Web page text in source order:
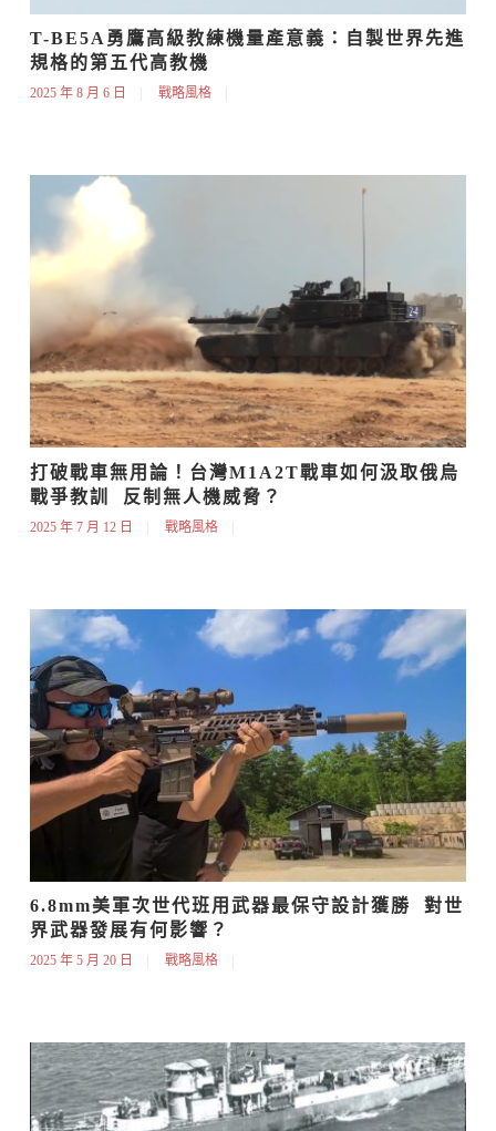
T-BE5A勇鷹高級教練機量產意義：自製世界先進
規格的第五代高教機
2025 年 8 月 6 日 戰略風格
打破戰車無用論！台灣M1A2T戰車如何汲取俄烏
戰爭教訓  反制無人機威脅？
2025 年 7 月 12 日 戰略風格
6.8mm美軍次世代班用武器最保守設計獲勝  對世
界武器發展有何影響？
2025 年 5 月 20 日 戰略風格